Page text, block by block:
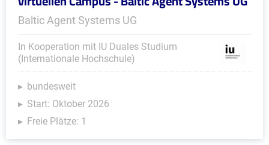
Baltic Agent Systems UG
In Kooperation mit IU Duales Studium
(Internationale Hochschule)
bundesweit
Start: Oktober 2026
Freie Plätze: 1